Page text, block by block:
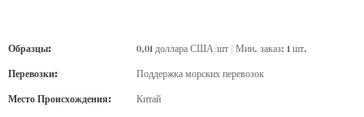
Образцы:
0,01 доллара США/шт | Мин. заказ: 1 шт.
Перевозки:
Поддержка морских перевозок
Место Происхождения:
Китай